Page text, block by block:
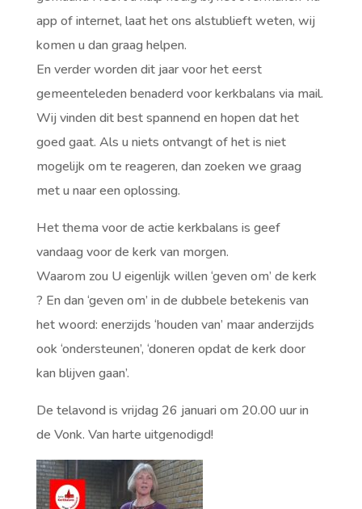
app of internet, laat het ons alstublieft weten, wij
komen u dan graag helpen.
En verder worden dit jaar voor het eerst
gemeenteleden benaderd voor kerkbalans via mail.
Wij vinden dit best spannend en hopen dat het
goed gaat. Als u niets ontvangt of het is niet
mogelijk om te reageren, dan zoeken we graag
met u naar een oplossing.
Het thema voor de actie kerkbalans is geef
vandaag voor de kerk van morgen.
Waarom zou U eigenlijk willen ‘geven om’ de kerk
? En dan ‘geven om’ in de dubbele betekenis van
het woord: enerzijds ‘houden van’ maar anderzijds
ook ‘ondersteunen’, ‘doneren opdat de kerk door
kan blijven gaan’.
De telavond is vrijdag 26 januari om 20.00 uur in
de Vonk. Van harte uitgenodigd!